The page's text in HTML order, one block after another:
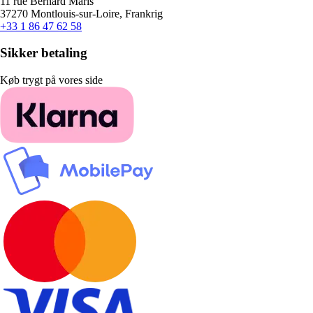
37270 Montlouis-sur-Loire, Frankrig
+33 1 86 47 62 58
Sikker betaling
Køb trygt på vores side